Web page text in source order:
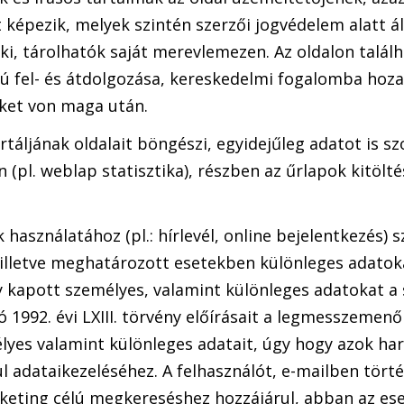
melyek szintén szerzői jogvédelem alatt
tárolhatók saját merevlemezen. Az oldalon
fel- és átdolgozása, kereskedelmi fogalomba
von maga után.
oldalait böngészi, egyidejűleg adatot is
weblap statisztika), részben az űrlapok
(pl.: hírlevél, online bejelentkezés)
meghatározott esetekben különleges
személyes, valamint különleges adatokat a
évi LXIII. törvény előírásait a
valamint különleges adatait, úgy hogy azok
adataikezeléséhez. A felhasználót, e-mailben
célú megkereséshez hozzájárul, abban az